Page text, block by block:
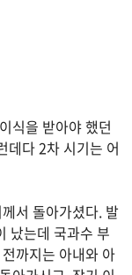
식을 받아야 했던
데다 2차 시기는 어
서 돌아가셨다. 발
났는데 국과수 부
까지는 아내와 아